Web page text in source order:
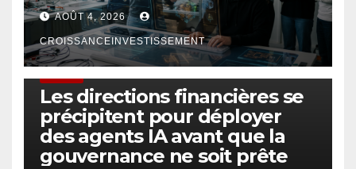
AOÛT 4, 2026
CROISSANCEINVESTISSEMENT
Les directions financières se
précipitent pour déployer
des agents IA avant que la
gouvernance ne soit prête